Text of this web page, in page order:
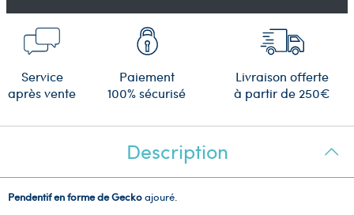
Service
après vente
Paiement
100% sécurisé
Livraison offerte
à partir de 250€
Description
Pendentif en forme de Geckoajouré.